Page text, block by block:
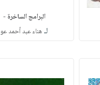
البرامج الساخرة -
لـ هناء عبد أحمد عو